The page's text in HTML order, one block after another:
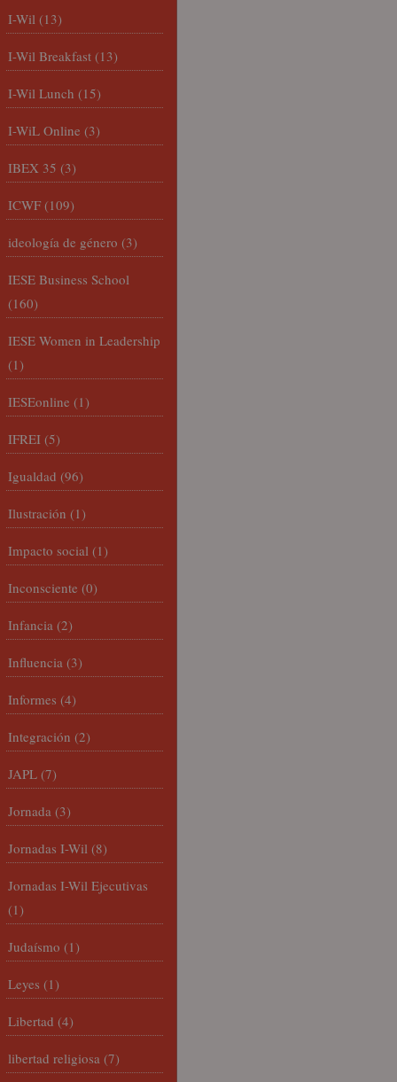
I-Wil (13)
I-Wil Breakfast (13)
I-Wil Lunch (15)
I-WiL Online (3)
IBEX 35 (3)
ICWF (109)
ideología de género (3)
IESE Business School
(160)
IESE Women in Leadership
(1)
IESEonline (1)
IFREI (5)
Igualdad (96)
Ilustración (1)
Impacto social (1)
Inconsciente (0)
Infancia (2)
Influencia (3)
Informes (4)
Integración (2)
JAPL (7)
Jornada (3)
Jornadas I-Wil (8)
Jornadas I-Wil Ejecutivas
(1)
Judaísmo (1)
Leyes (1)
Libertad (4)
libertad religiosa (7)